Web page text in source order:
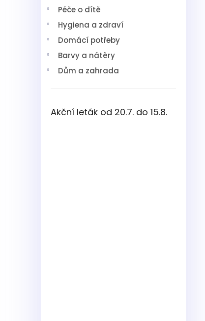
Péče o dítě
Hygiena a zdraví
Domácí potřeby
Barvy a nátěry
Dům a zahrada
Akční leták od 20.7. do 15.8.